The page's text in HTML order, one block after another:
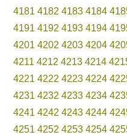
4181 4182 4183 4184
4191 4192 4193 4194
4201 4202 4203 4204
4211 4212 4213 4214
4221 4222 4223 4224
4231 4232 4233 4234
4241 4242 4243 4244
4251 4252 4253 4254